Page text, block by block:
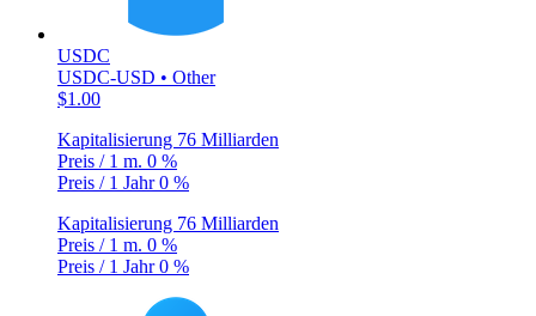
USDC
USDC-USD • Other
$1.00
Kapitalisierung 76 Milliarden
Preis / 1 m. 0 %
Preis / 1 Jahr0 %
Kapitalisierung 76 Milliarden
Preis / 1 m. 0 %
Preis / 1 Jahr0 %